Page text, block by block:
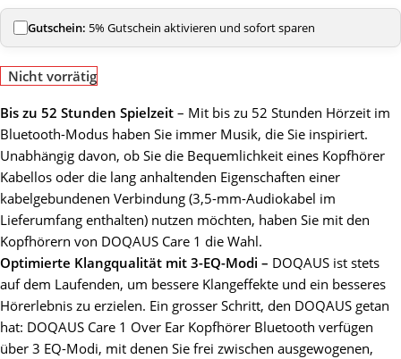
Gutschein: 5% Gutschein aktivieren und sofort sparen
Nicht vorrätig
Bis zu 52 Stunden Spielzeit – Mit bis zu 52 Stunden Hörzeit im
Bluetooth-Modus haben Sie immer Musik, die Sie inspiriert.
Unabhängig davon, ob Sie die Bequemlichkeit eines Kopfhörer
Kabellos oder die lang anhaltenden Eigenschaften einer
kabelgebundenen Verbindung (3,5-mm-Audiokabel im
Lieferumfang enthalten) nutzen möchten, haben Sie mit den
Kopfhörern von DOQAUS Care 1 die Wahl.
Optimierte Klangqualität mit 3-EQ-Modi – DOQAUS ist stets
auf dem Laufenden, um bessere Klangeffekte und ein besseres
Hörerlebnis zu erzielen. Ein grosser Schritt, den DOQAUS getan
hat: DOQAUS Care 1 Over Ear Kopfhörer Bluetooth verfügen
über 3 EQ-Modi, mit denen Sie frei zwischen ausgewogenen,